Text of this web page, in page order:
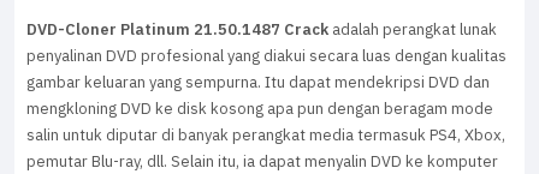
DVD-Cloner Platinum 21.50.1487 Crack adalah perangkat lunak
penyalinan DVD profesional yang diakui secara luas dengan kualitas
gambar keluaran yang sempurna. Itu dapat mendekripsi DVD dan
mengkloning DVD ke disk kosong apa pun dengan beragam mode
salin untuk diputar di banyak perangkat media termasuk PS4, Xbox,
pemutar Blu-ray, dll. Selain itu, ia dapat menyalin DVD ke komputer